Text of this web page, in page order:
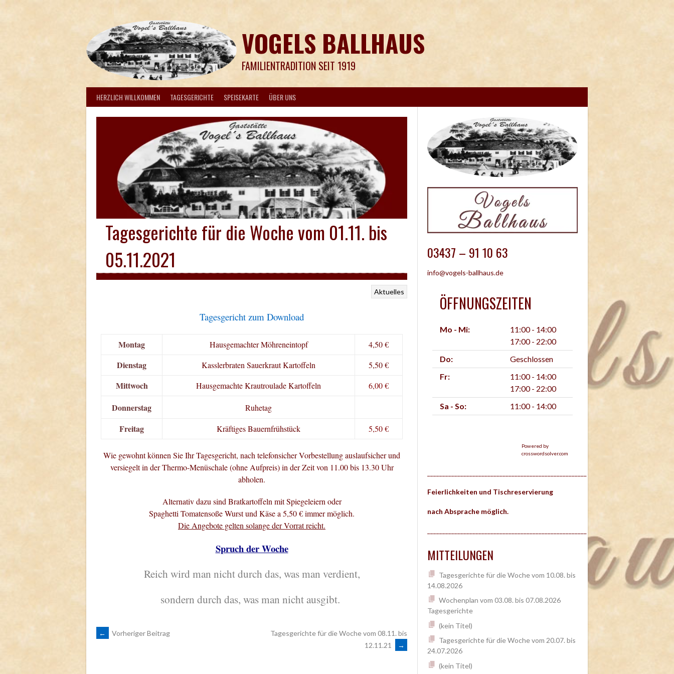
VOGELS BALLHAUS
FAMILIENTRADITION SEIT 1919
HERZLICH WILLKOMMEN TAGESGERICHTE SPEISEKARTE ÜBER UNS
Tagesgerichte für die Woche vom 01.11. bis
05.11.2021
Aktuelles
Tagesgericht zum Download
Montag Hausgemachter Möhreneintopf 4,50 €
Dienstag Kasslerbraten Sauerkraut Kartoffeln 5,50 €
Mittwoch Hausgemachte Krautroulade Kartoffeln 6,00 €
Donnerstag Ruhetag
Freitag Kräftiges Bauernfrühstück 5,50 €
Wie gewohnt können Sie Ihr Tagesgericht, nach telefonsicher Vorbestellung auslaufsicher und
versiegelt in der Thermo-Menüschale (ohne Aufpreis) in der Zeit von 11.00 bis 13.30 Uhr
abholen.
Alternativ dazu sind Bratkartoffeln mit Spiegeleiern oder
Spaghetti Tomatensoße Wurst und Käse a 5,50 € immer möglich.
Die Angebote gelten solange der Vorrat reicht.
Spruch der Woche
Reich wird man nicht durch das, was man verdient,
sondern durch das, was man nicht ausgibt.
ARTIKEL-
← Vorheriger Beitrag
Tagesgerichte für die Woche vom 08.11. bis
12.11.21
→
03437 – 91 10 63
info@vogels-ballhaus.de
ÖFFNUNGSZEITEN
Mo - Mi:
11:00 - 14:00
17:00 - 22:00
Do:
Geschlossen
Fr:
11:00 - 14:00
17:00 - 22:00
Sa - So:
11:00 - 14:00
Powered by
crosswordsolver.com
Feierlichkeiten und Tischreservierung
nach Absprache möglich.
MITTEILUNGEN
Tagesgerichte für die Woche vom 10.08. bis
14.08.2026
Wochenplan vom 03.08. bis 07.08.2026
Tagesgerichte
(kein Titel)
Tagesgerichte für die Woche vom 20.07. bis
24.07.2026
(kein Titel)